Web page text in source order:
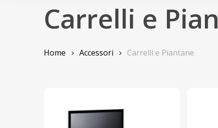
Carrelli e
Home Accessori Carrelli e Piantane